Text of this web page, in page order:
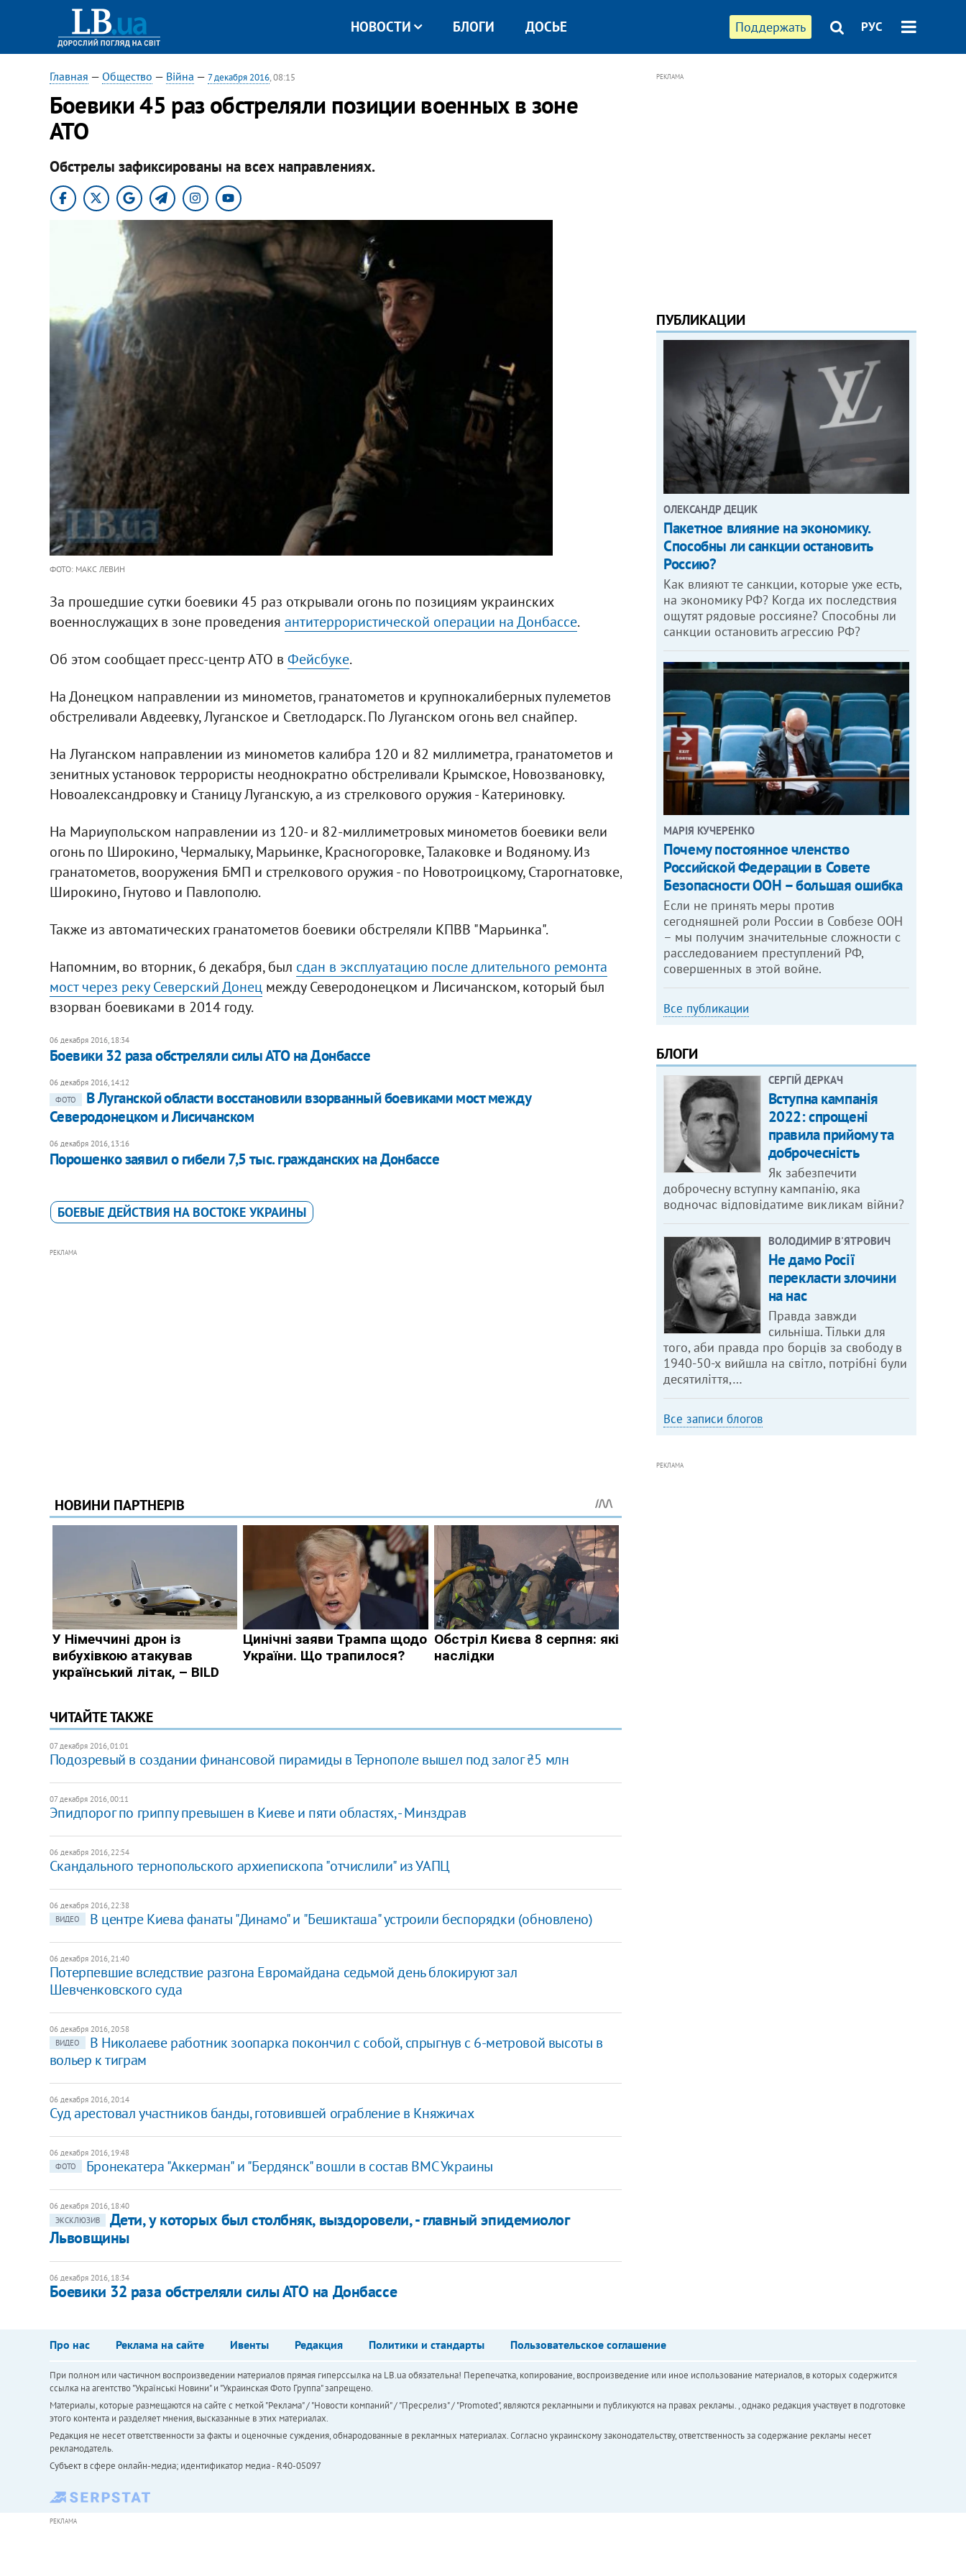
Поддержать РУС
НОВОСТИ БЛОГИ ДОСЬЕ
Главная — Общество — Війна — 7 декабря 2016, 08:15
Боевики 45 раз обстреляли позиции военных в зоне
АТО
Обстрелы зафиксированы на всех направлениях.
ФОТО: МАКС ЛЕВИН
За прошедшие сутки боевики 45 раз открывали огонь по позициям украинских
военнослужащих в зоне проведения антитеррористической операции на Донбассе.
Об этом сообщает пресс-центр АТО в Фейсбуке.
На Донецком направлении из минометов, гранатометов и крупнокалиберных пулеметов
обстреливали Авдеевку, Луганское и Светлодарск. По Луганском огонь вел снайпер.
На Луганском направлении из минометов калибра 120 и 82 миллиметра, гранатометов и
зенитных установок террористы неоднократно обстреливали Крымское, Новозвановку,
Новоалександровку и Станицу Луганскую, а из стрелкового оружия - Катериновку.
На Мариупольском направлении из 120- и 82-миллиметровых минометов боевики вели
огонь по Широкино, Чермалыку, Марьинке, Красногоровке, Талаковке и Водяному. Из
гранатометов, вооружения БМП и стрелкового оружия - по Новотроицкому, Старогнатовке,
Широкино, Гнутово и Павлополю.
Также из автоматических гранатометов боевики обстреляли КПВВ "Марьинка".
Напомним, во вторник, 6 декабря, был сдан в эксплуатацию после длительного ремонта
мост через реку Северский Донецмежду Северодонецком и Лисичанском, который был
взорван боевиками в 2014 году.
06 декабря 2016, 18:34
Боевики 32 раза обстреляли силы АТО на Донбассе
06 декабря 2016, 14:12
ФОТО
В Луганской области восстановили взорванный боевиками мост между
Северодонецком и Лисичанском
06 декабря 2016, 13:16
Порошенко заявил о гибели 7,5 тыс. гражданских на Донбассе
БОЕВЫЕ ДЕЙСТВИЯ НА ВОСТОКЕ УКРАИНЫ
РЕКЛАМА
ЧИТАЙТЕ ТАКЖЕ
07 декабря 2016, 01:01
Подозревый в создании финансовой пирамиды в Тернополе вышел под залог ₴5 млн
07 декабря 2016, 00:11
Эпидпорог по гриппу превышен в Киеве и пяти областях, - Минздрав
06 декабря 2016, 22:54
Скандального тернопольского архиепископа "отчислили" из УАПЦ
06 декабря 2016, 22:38
ВИДЕО
В центре Киева фанаты "Динамо" и "Бешикташа" устроили беспорядки (обновлено)
06 декабря 2016, 21:40
Потерпевшие вследствие разгона Евромайдана седьмой день блокируют зал
Шевченковского суда
06 декабря 2016, 20:58
ВИДЕО
В Николаеве работник зоопарка покончил с собой, спрыгнув с 6-метровой высоты в
вольер к тиграм
06 декабря 2016, 20:14
Суд арестовал участников банды, готовившей ограбление в Княжичах
06 декабря 2016, 19:48
ФОТО
Бронекатера "Аккерман" и "Бердянск" вошли в состав ВМС Украины
06 декабря 2016, 18:40
ЭКСКЛЮЗИВ
Дети, у которых был столбняк, выздоровели, - главный эпидемиолог
Львовщины
06 декабря 2016, 18:34
Боевики 32 раза обстреляли силы АТО на Донбассе
РЕКЛАМА
ПУБЛИКАЦИИ
ОЛЕКСАНДР ДЕЦИК
Пакетное влияние на экономику.
Способны ли санкции остановить
Россию?
Как влияют те санкции, которые уже есть,
на экономику РФ? Когда их последствия
ощутят рядовые россияне? Способны ли
санкции остановить агрессию РФ?
МАРІЯ КУЧЕРЕНКО
​Почему постоянное членство
Российской Федерации в Совете
Безопасности ООН – большая ошибка
Если не принять меры против
сегодняшней роли России в Совбезе ООН
– мы получим значительные сложности с
расследованием преступлений РФ,
совершенных в этой войне.
Все публикации
БЛОГИ
СЕРГІЙ ДЕРКАЧ
Вступна кампанія
2022: спрощені
правила прийому та
доброчесність
Як забезпечити
доброчесну вступну кампанію, яка
водночас відповідатиме викликам війни?
ВОЛОДИМИР В'ЯТРОВИЧ
Не дамо Росії
перекласти злочини
на нас
Правда завжди
сильніша. Тільки для
того, аби правда про борців за свободу в
1940-50-х вийшла на світло, потрібні були
десятиліття,…
Все записи блогов
РЕКЛАМА
Про нас Реклама на сайте Ивенты Редакция Политики и стандарты Пользовательское соглашение
При полном или частичном воспроизведении материалов прямая гиперссылка на LB.ua обязательна! Перепечатка, копирование, воспроизведение или иное использование материалов, в которых содержится
ссылка на агентство "Українськi Новини" и "Украинская Фото Группа" запрещено.
Материалы, которые размещаются на сайте с меткой "Реклама" / "Новости компаний" / "Пресрелиз" / "Promoted", являются рекламными и публикуются на правах рекламы. , однако редакция участвует в подготовке
этого контента и разделяет мнения, высказанные в этих материалах.
Редакция не несет ответственности за факты и оценочные суждения, обнародованные в рекламных материалах. Согласно украинскому законодательству, ответственность за содержание рекламы несет
рекламодатель.
Субъект в сфере онлайн-медиа; идентификатор медиа - R40-05097
РЕКЛАМА